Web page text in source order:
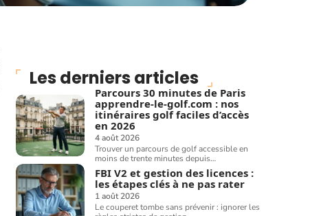
Les derniers articles
Parcours 30 minutes de Paris
apprendre-le-golf.com : nos
itinéraires golf faciles d’accès
en 2026
4 août 2026
Trouver un parcours de golf accessible en
moins de trente minutes depuis…
FBI V2 et gestion des licences :
les étapes clés à ne pas rater
1 août 2026
Le couperet tombe sans prévenir : ignorer les